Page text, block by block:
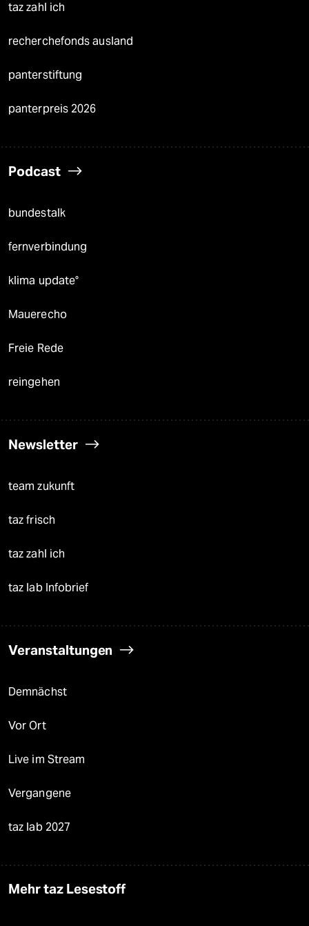
taz zahl ich
recherchefonds ausland
panterstiftung
panterpreis 2026
Podcast
bundestalk
fernverbindung
klima update°
Mauerecho
Freie Rede
reingehen
Newsletter
team zukunft
taz frisch
taz zahl ich
taz lab Infobrief
Veranstaltungen
Demnächst
Vor Ort
Live im Stream
Vergangene
taz lab 2027
Mehr taz Lesestoff